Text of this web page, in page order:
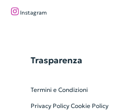
Instagram
Trasparenza
Termini e Condizioni
Privacy Policy Cookie Policy